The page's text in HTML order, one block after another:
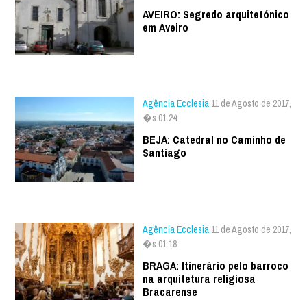
AVEIRO: Segredo arquitetónico
em Aveiro
Agência Ecclesia 11 de Agosto de 2017,
�s 01:24
BEJA: Catedral no Caminho de
Santiago
Agência Ecclesia 11 de Agosto de 2017,
�s 01:18
BRAGA: Itinerário pelo barroco
na arquitetura religiosa
Bracarense